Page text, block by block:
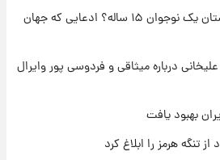
راز طول عمر انسان در دستان یک نوجوان ۱۵ ساله؟ ادعایی که جهان
درباره میثاقی و فردوسی پور وایرال
بهبود یافت